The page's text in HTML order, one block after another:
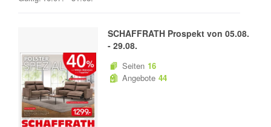
SCHAFFRATH Prospekt von 05.08.
- 29.08.
Seiten 16
Angebote 44